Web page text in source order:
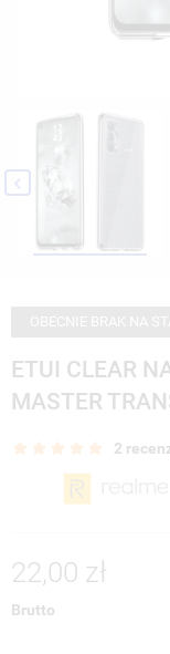

ETUI CLEAR
MASTER
2
22,00 zł
Brutto